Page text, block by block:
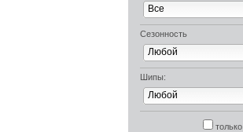
Все
Сезонность
Любой
Шипы:
Любой